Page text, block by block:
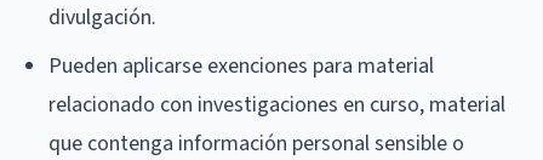
divulgación.
Pueden aplicarse exenciones para material
relacionado con investigaciones en curso, material
que contenga información personal sensible o